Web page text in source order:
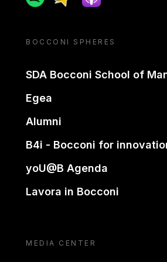
BOCCONI SPHERES
SDA Bocconi School of
Egea
Alumni
B4i - Bocconi for
yoU@B Agenda
Lavora in Bocconi
MEDIA CENTER